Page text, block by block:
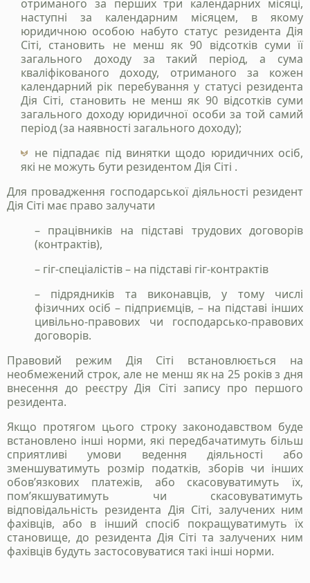
отриманого за перших три календарних місяці,
наступні за календарним місяцем, в якому
юридичною особою набуто статус резидента Дія
Сіті, становить не менш як 90 відсотків суми її
загального доходу за такий період, а сума
кваліфікованого доходу, отриманого за кожен
календарний рік перебування у статусі резидента
Дія Сіті, становить не менш як 90 відсотків суми
загального доходу юридичної особи за той самий
період (за наявності загального доходу);
не підпадає під винятки щодо юридичних осіб,
які не можуть бути резидентом Дія Сіті .
Для провадження господарської діяльності резидент
Дія Сіті має право залучати
– працівників на підставі трудових договорів
(контрактів),
– гіг-спеціалістів – на підставі гіг-контрактів
– підрядників та виконавців, у тому числі
фізичних осіб – підприємців, – на підставі інших
цивільно-правових чи господарсько-правових
договорів.
Правовий режим Дія Сіті встановлюється на
необмежений строк, але не менш як на 25 років з дня
внесення до реєстру Дія Сіті запису про першого
резидента.
Якщо протягом цього строку законодавством буде
встановлено інші норми, які передбачатимуть більш
сприятливі умови ведення діяльності або
зменшуватимуть розмір податків, зборів чи інших
обов’язкових платежів, або скасовуватимуть їх,
пом’якшуватимуть чи скасовуватимуть
відповідальність резидента Дія Сіті, залучених ним
фахівців, або в інший спосіб покращуватимуть їх
становище, до резидента Дія Сіті та залучених ним
фахівців будуть застосовуватися такі інші норми.
Надіслати
Політика конфіденційності